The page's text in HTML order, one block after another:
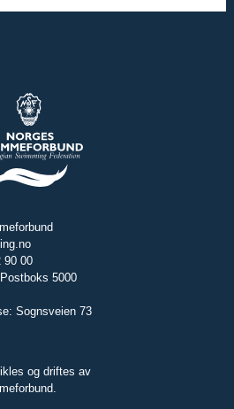
90 00
5000
Sognsveien 73
og driftes av